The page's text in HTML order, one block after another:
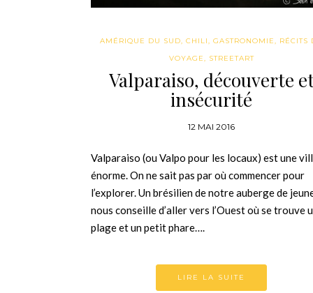
AMÉRIQUE DU SUD, CHILI, GASTRONOMIE, RÉCITS
VOYAGE, STREETART
Valparaiso, découverte
insécurité
12 MAI 2016
Valparaiso (ou Valpo pour les locaux) est une
énorme. On ne sait pas par où commencer pour
l’explorer. Un brésilien de notre auberge de
nous conseille d’aller vers l’Ouest où se trouve
plage et un petit phare….
LIRE LA SUITE